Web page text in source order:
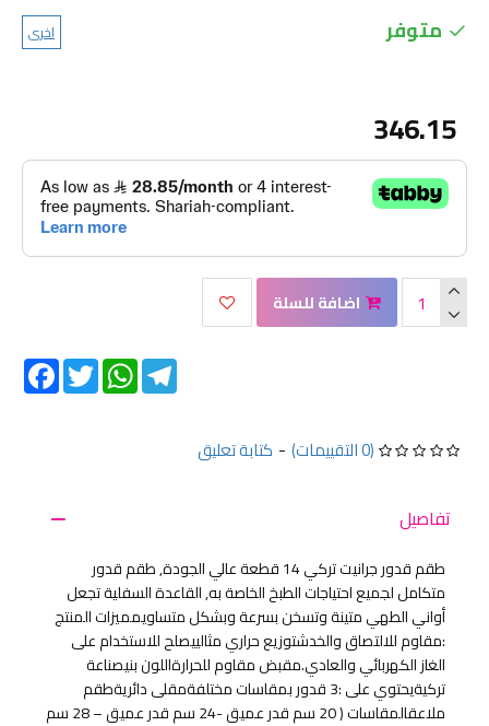
متوفر اخرى
(0 التقييمات) - كتابة تعليق
346.15
اضافة للسلة
Twitter
WhatsAppTelegram
تفاصيل
طقم قدور جرانيت تركي 14 قطعة عالي الجودة, طقم قدور
متكامل لجميع احتياجات الطبخ الخاصة به, القاعدة السفلية تجعل
أواني الطهي متينة وتسخن بسرعة وبشكل متساويمميزات المنتج
:مقاوم للالتصاق والخدشتوزيع حراري مثالييصلح للاستخدام على
الغاز الكهربائي والعادي.مقبض مقاوم للحرارةاللون بنيصناعة
تركيةيحتوي على :3 قدور بمقاسات مختلفةمقلى دائريةطقم
ملاعقالمقاسات ( 20 سم قدر عميق -24 سم قدر عميق – 28 سم